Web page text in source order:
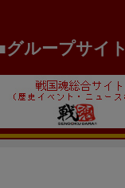
グループサイト